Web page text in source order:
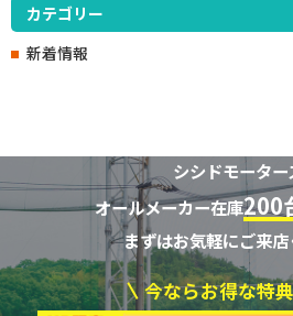
カテゴリー
新着情報
シシドモーター
オールメーカー在庫200
まずはお気軽にご来店
今ならお得な特